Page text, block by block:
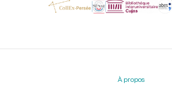
Menu
À propos